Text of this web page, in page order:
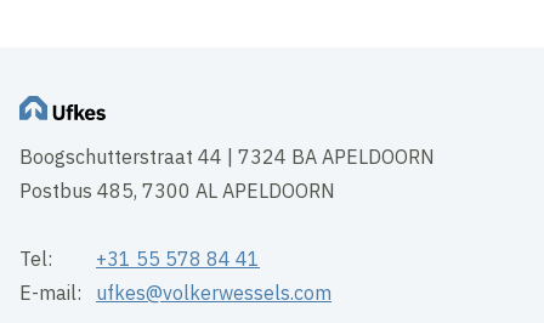
Boogschutterstraat 44 | 7324 BA APELDOORN
Postbus 485, 7300 AL APELDOORN
Tel: +31 55 578 84 41
E-mail: ufkes@volkerwessels.com